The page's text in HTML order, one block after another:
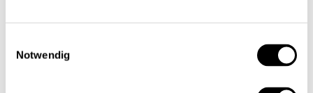
Notwendig
Les projets d’innovation peuvent être financés
par le biais de la Commission pour la